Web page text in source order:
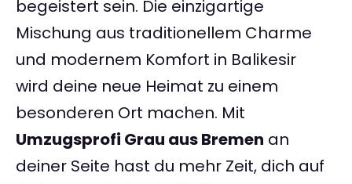
begeistert sein. Die einzigartige
Mischung aus traditionellem Charme
und modernem Komfort in Balikesir
wird deine neue Heimat zu einem
besonderen Ort machen. Mit
Umzugsprofi Grau aus Bremen an
deiner Seite hast du mehr Zeit, dich auf